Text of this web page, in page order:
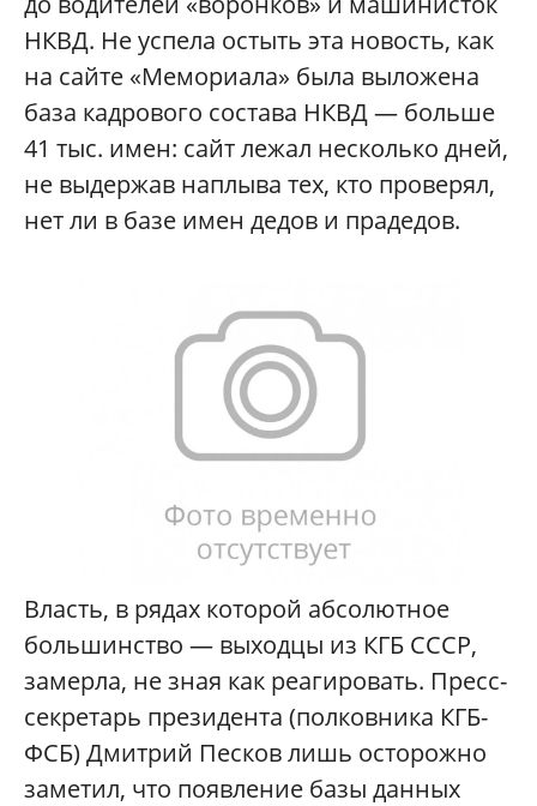
НКВД. Не успела остыть эта новость, как
на сайте «Мемориала» была выложена
база кадрового состава НКВД — больше
41 тыс. имен: сайт лежал несколько дней,
не выдержав наплыва тех, кто проверял,
нет ли в базе имен дедов и прадедов.
Власть, в рядах которой абсолютное
большинство — выходцы из КГБ СССР,
замерла, не зная как реагировать. Пресс-
секретарь президента (полковника КГБ-
ФСБ) Дмитрий Песков лишь осторожно
заметил, что появление базы данных